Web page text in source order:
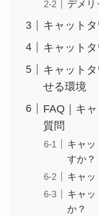
デメリ
キャット
キャット
キャット
せる環境
FAQ｜キ
質問
キャッ
すか？
キャッ
キャッ
か？